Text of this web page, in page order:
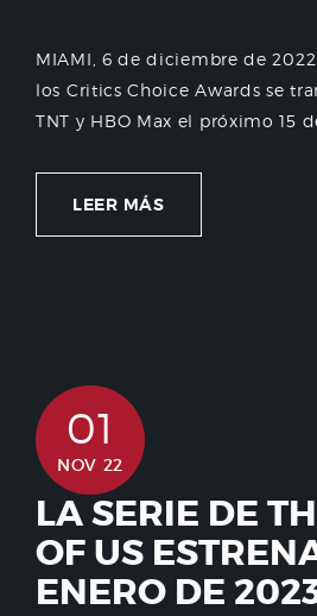
MIAMI, 6 de diciembre de 2022
los Critics Choice Awards se
TNT y HBO Max el próximo 15
LEER MÁS
01
NOV 22
LA SERIE DE
OF US
ENERO DE